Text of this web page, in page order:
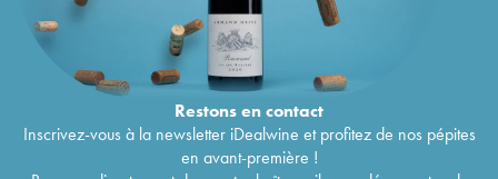
Restons encontact
Inscrivez-vous à la newsletter iDealwine et profitez de nos pépites
en avant-première !